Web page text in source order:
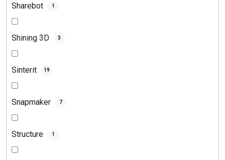
Sharebot 1
Shining 3D 3
Sinterit 19
Snapmaker 7
Structure 1